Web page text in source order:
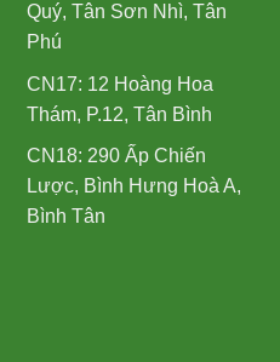
Quý, Tân Sơn Nhì, Tân
Phú
CN17: 12 Hoàng Hoa
Thám, P.12, Tân Bình
CN18: 290 Ấp Chiến
Lược, Bình Hưng Hoà A,
Bình Tân